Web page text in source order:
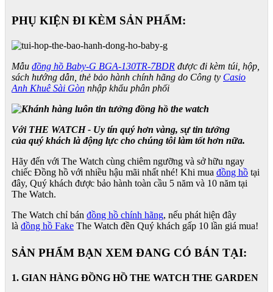
PHỤ KIỆN ĐI KÈM SẢN PHẨM:
Mẫu đồng hồ Baby-G BGA-130TR-7BDR được đi kèm túi, hộp,
sách hướng dẫn, thẻ bảo hành chính hãng do Công ty Casio
Anh Khuê Sài Gòn nhập khẩu phân phối
Với THE WATCH - Uy tín quý hơn vàng, sự tin tưởng
của quý khách là động lực cho chúng tôi làm tốt hơn nữa.
Hãy đến với The Watch cùng chiêm ngưỡng và sở hữu ngay
chiếc Đồng hồ với nhiều hậu mãi nhất nhé! Khi mua đồng hồ tại
đây, Quý khách được bảo hành toàn cầu 5 năm và 10 năm tại
The Watch.
The Watch chỉ bán đồng hồ chính hãng, nếu phát hiện đây
là đồng hồ Fake The Watch đền Quý khách gấp 10 lần giá mua!
SẢN PHẨM BẠN XEM ĐANG CÓ BÁN TẠI:
1. GIAN HÀNG ĐỒNG HỒ THE WATCH THE GARDEN